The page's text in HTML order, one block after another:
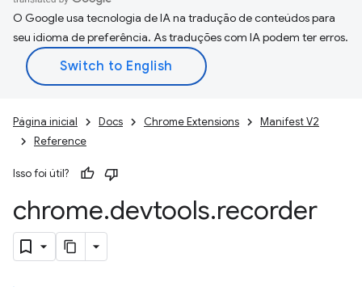
O Google usa tecnologia de IA na tradução de conteúdos para
seu idioma de preferência. As traduções com IA podem ter erros.
Página inicial Docs Chrome Extensions
Manifest V2
Reference
Isso foi útil?
chrome.devtools.recorder